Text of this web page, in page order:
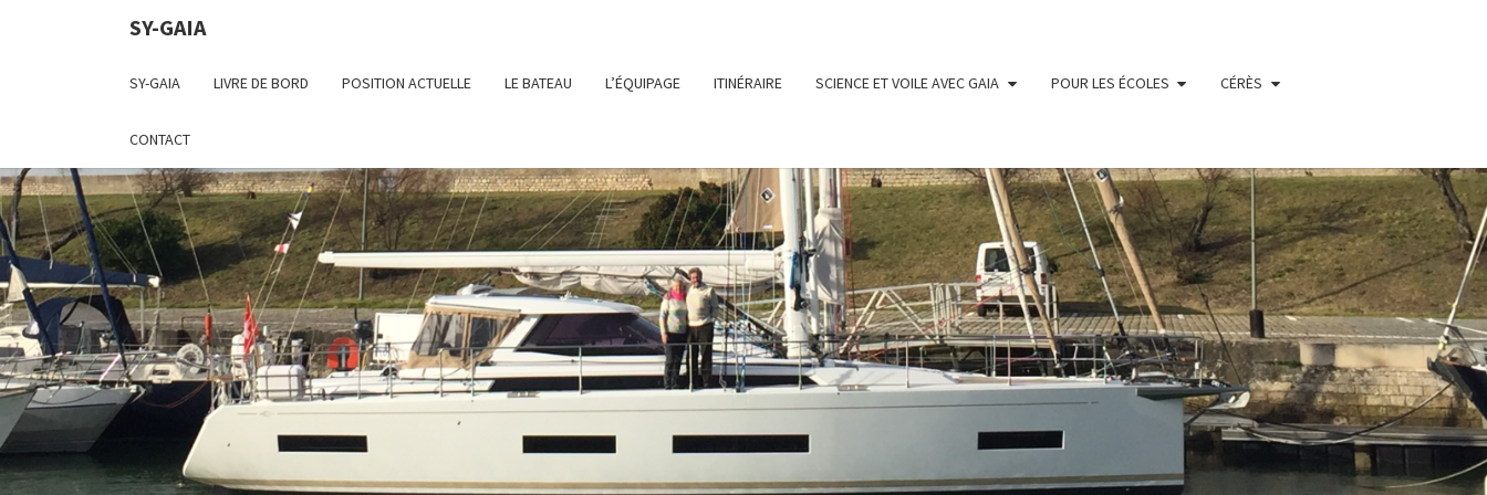
SY-GAIA
SY-GAIA LIVRE DE BORD POSITION ACTUELLE LE BATEAU L’ÉQUIPAGE ITINÉRAIRE SCIENCE ET VOILE AVEC GAIA POUR LES ÉCOLES CÉRÈS
CONTACT
SY-
LE SITE DE
NOTRE
PROJET DE
SUR GAIA